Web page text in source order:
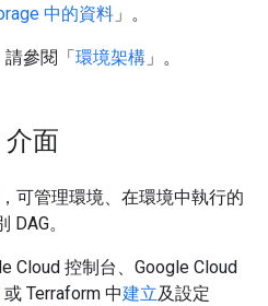
中的資料 」。
參閱「 環境架構 」。
面
可管理環境、在環境中執行的
。
Cloud 控制台、Google Cloud
或 Terraform 中建立及設定